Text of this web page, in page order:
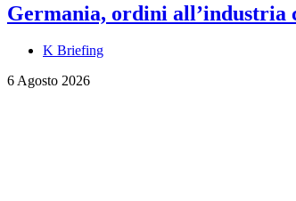
Germania, ordini all’industria
K Briefing
6 Agosto 2026